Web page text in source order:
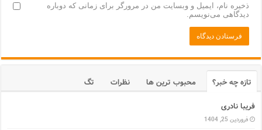
ذخیره نام، ایمیل و وبسایت من در مرورگر برای زمانی که دوباره
دیدگاهی می‌نویسم.
تازه چه خبر؟ محبوب ترین ها نظرات
تگ
فریبا نادری
فروردین 25, 1404